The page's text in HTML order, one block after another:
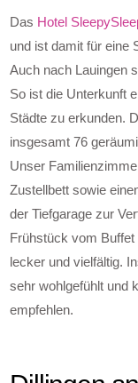
Das Hotel
und ist damit für eine
Auch nach Lauingen
So ist die Unterkunft
Städte zu erkunden.
insgesamt 76
Unser
Zustellbett sowie
der Tiefgarage zur
Frühstück vom
lecker und vielfältig.
sehr wohlgefühlt und
empfehlen.